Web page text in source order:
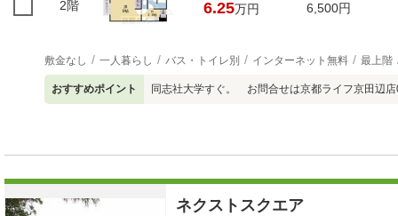
2階 6.25万円 6,500円
敷金なし 一人暮らし バス・トイレ別 インターネット無料 最上階
おすすめポイント 同志社大学すぐ。 お問合せは京都ライフ京田辺
ネクストスクエア